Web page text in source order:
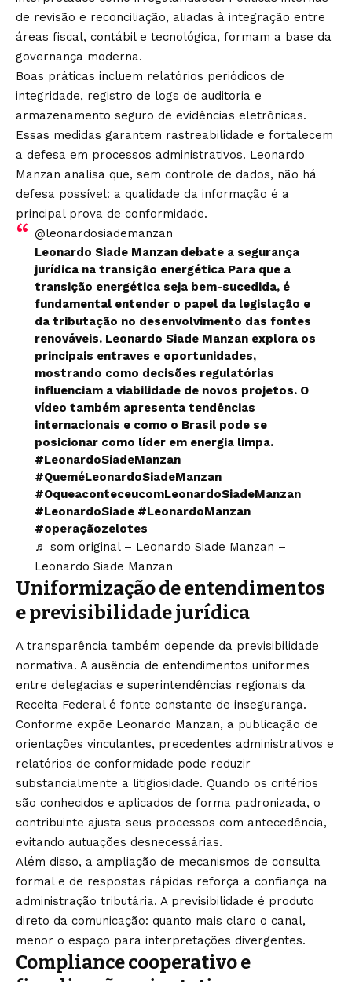
de revisão e reconciliação, aliadas à integração entre
áreas fiscal, contábil e tecnológica, formam a base da
governança moderna.
Boas práticas incluem relatórios periódicos de
integridade, registro de logs de auditoria e
armazenamento seguro de evidências eletrônicas.
Essas medidas garantem rastreabilidade e fortalecem
a defesa em processos administrativos. Leonardo
Manzan analisa que, sem controle de dados, não há
defesa possível: a qualidade da informação é a
principal prova de conformidade.
@leonardosiademanzan
Leonardo Siade Manzan debate a segurança
jurídica na transição energética Para que a
transição energética seja bem-sucedida, é
fundamental entender o papel da legislação e
da tributação no desenvolvimento das fontes
renováveis. Leonardo Siade Manzan explora os
principais entraves e oportunidades,
mostrando como decisões regulatórias
influenciam a viabilidade de novos projetos. O
vídeo também apresenta tendências
internacionais e como o Brasil pode se
posicionar como líder em energia limpa.
#LeonardoSiadeManzan
#QueméLeonardoSiadeManzan
#OqueaconteceucomLeonardoSiadeManzan
#LeonardoSiade #LeonardoManzan
#operaçãozelotes
♬ som original – Leonardo Siade Manzan –
Leonardo Siade Manzan
Uniformização de entendimentos
e previsibilidade jurídica
A transparência também depende da previsibilidade
normativa. A ausência de entendimentos uniformes
entre delegacias e superintendências regionais da
Receita Federal é fonte constante de insegurança.
Conforme expõe Leonardo Manzan, a publicação de
orientações vinculantes, precedentes administrativos e
relatórios de conformidade pode reduzir
substancialmente a litigiosidade. Quando os critérios
são conhecidos e aplicados de forma padronizada, o
contribuinte ajusta seus processos com antecedência,
evitando autuações desnecessárias.
Além disso, a ampliação de mecanismos de consulta
formal e de respostas rápidas reforça a confiança na
administração tributária. A previsibilidade é produto
direto da comunicação: quanto mais claro o canal,
menor o espaço para interpretações divergentes.
Compliance cooperativo e